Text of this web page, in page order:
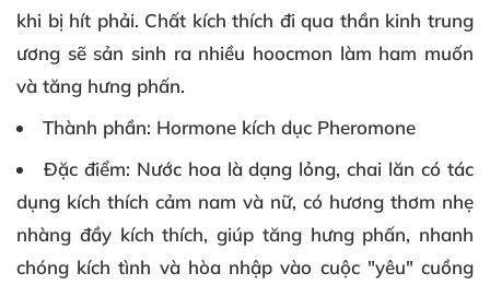
khi bị hít phải. Chất kích thích đi qua thần kinh trung
ương sẽ sản sinh ra nhiều hoocmon làm ham muốn
và tăng hưng phấn.
Thành phần: Hormone kích dục Pheromone
Đặc điểm: Nước hoa là dạng lỏng, chai lăn có tác
dụng kích thích cảm nam và nữ, có hương thơm nhẹ
nhàng đầy kích thích, giúp tăng hưng phấn, nhanh
chóng kích tình và hòa nhập vào cuộc "yêu" cuồng